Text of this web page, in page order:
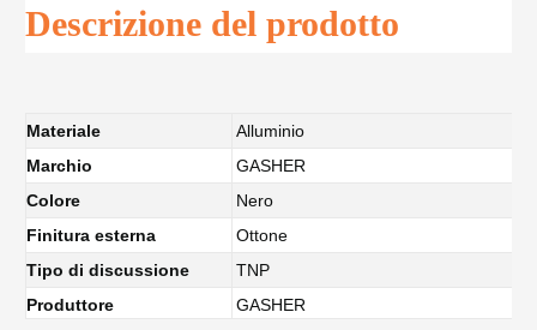
Descrizione del prodotto
Materiale
Alluminio
Marchio
GASHER
Colore
Nero
Finitura esterna
Ottone
Tipo di discussione
TNP
Produttore
GASHER